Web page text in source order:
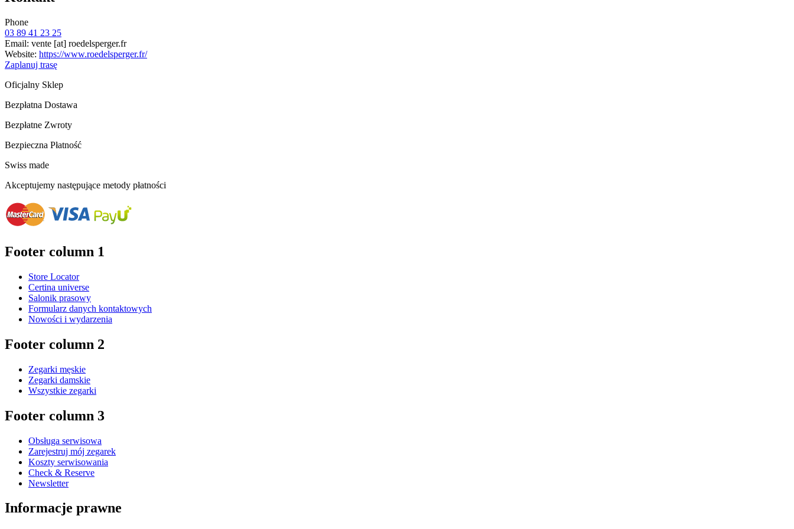
Phone
03 89 41 23 25
Email: vente [at] roedelsperger.fr
Website: https://www.roedelsperger.fr/
Zaplanuj trasę
Oficjalny Sklep
Bezpłatna Dostawa
Bezpłatne Zwroty
Bezpieczna Płatność
Swiss made
Akceptujemy następujące metody płatności
Footer column 1
Store Locator
Certina universe
Salonik prasowy
Formularz danych kontaktowych
Nowości i wydarzenia
Footer column 2
Zegarki męskie
Zegarki damskie
Wszystkie zegarki
Footer column 3
Obsługa serwisowa
Zarejestruj mój zegarek
Koszty serwisowania
Check & Reserve
Newsletter
Informacje prawne